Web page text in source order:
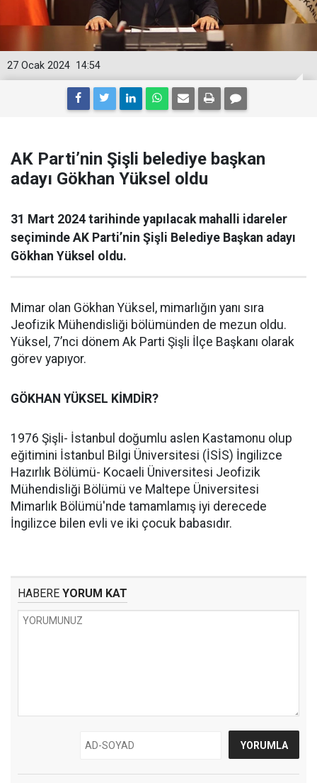
14:54
27 Ocak 2024
AK Parti’nin Şişli belediye başkan
adayı Gökhan Yüksel oldu
31 Mart 2024 tarihinde yapılacak mahalli idareler
seçiminde AK Parti’nin Şişli Belediye Başkan adayı
Gökhan Yüksel oldu.
Mimar olan Gökhan Yüksel, mimarlığın yanı sıra
Jeofizik Mühendisliği bölümünden de mezun oldu.
Yüksel, 7’nci dönem Ak Parti Şişli İlçe Başkanı olarak
görev yapıyor.
GÖKHAN YÜKSEL KİMDİR?
1976 Şişli- İstanbul doğumlu aslen Kastamonu olup
eğitimini İstanbul Bilgi Üniversitesi (İSİS) İngilizce
Hazırlık Bölümü- Kocaeli Üniversitesi Jeofizik
Mühendisliği Bölümü ve Maltepe Üniversitesi
Mimarlık Bölümü'nde tamamlamış iyi derecede
İngilizce bilen evli ve iki çocuk babasıdır.
HABERE YORUM KAT